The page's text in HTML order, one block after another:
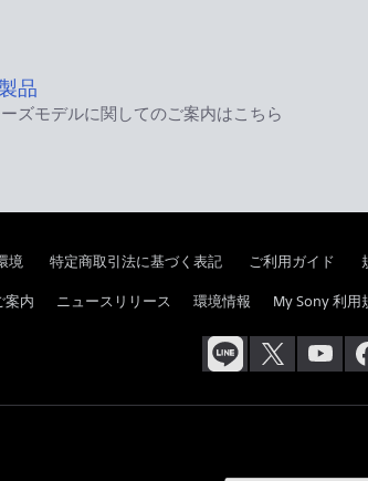
品
ズモデルに関してのご案内はこちら
境 特定商取引法に基づく表記 ご利用ガイド
案内 ニュースリリース 環境情報 My Sony 利用